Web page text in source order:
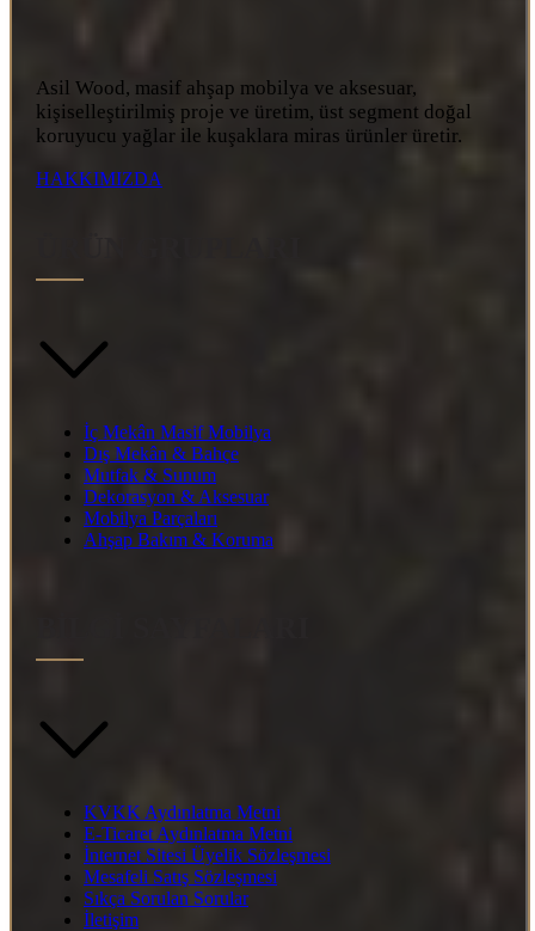
Asil Wood, masif ahşap mobilya ve aksesuar,
kişiselleştirilmiş proje ve üretim, üst segment doğal
koruyucu yağlar ile kuşaklara miras ürünler üretir.
HAKKIMIZDA
İç Mekân Masif Mobilya
Dış Mekân & Bahçe
Mutfak & Sunum
Dekorasyon & Aksesuar
Mobilya Parçaları
Ahşap Bakım & Koruma
KVKK Aydınlatma Metni
E-Ticaret Aydınlatma Metni
İnternet Sitesi Üyelik Sözleşmesi
Mesafeli Satış Sözleşmesi
Sıkça Sorulan Sorular
İletişim